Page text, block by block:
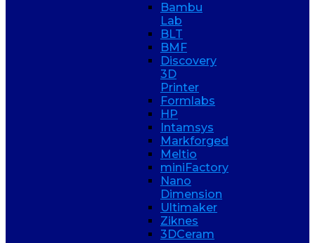
Bambu
Lab
BLT
BMF
Discovery
3D
Printer
Formlabs
HP
Intamsys
Markforged
Meltio
miniFactory
Nano
Dimension
Ultimaker
Ziknes
3DCeram